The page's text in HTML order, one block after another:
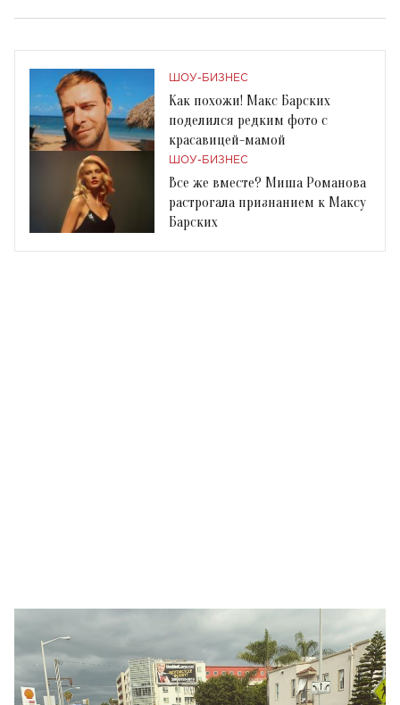
ШОУ-БИЗНЕС
Как похожи! Макс Барских
поделился редким фото с
красавицей-мамой
ШОУ-БИЗНЕС
Все же вместе? Миша Романова
растрогала признанием к Максу
Барских